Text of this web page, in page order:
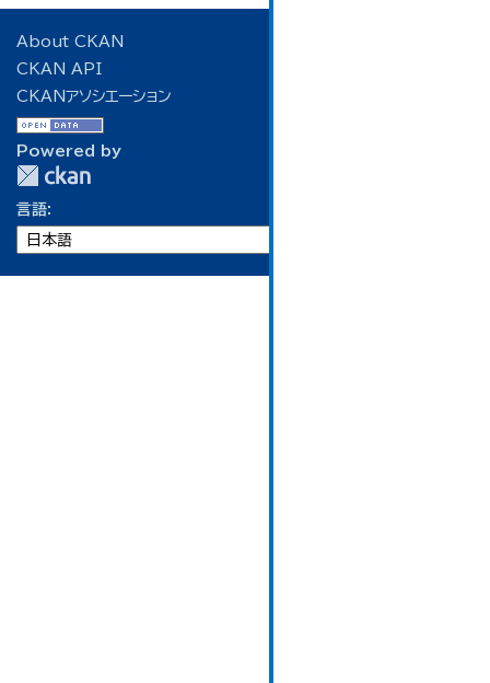
About CKAN
CKAN API
CKANアソシエーション
Powered by
言語